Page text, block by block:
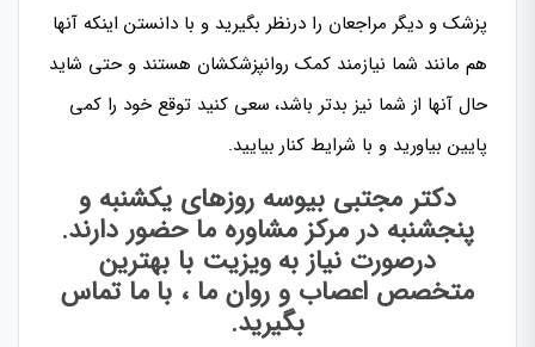
پزشک و دیگر مراجعان را درنظر بگیرید و با دانستن اینکه آنها
هم مانند شما نیازمند کمک روانپزشکشان هستند و حتی شاید
حال آنها از شما نیز بدتر باشد، سعی کنید توقع خود را کمی
پایین بیاورید و با شرایط کنار بیایید.
دکتر مجتبی بیوسه روزهای یکشنبه و
پنجشنبه در مرکز مشاوره ما حضور دارند.
درصورت نیاز به ویزیت با بهترین
متخصص اعصاب و روان ما ، با ما تماس
بگیرید.